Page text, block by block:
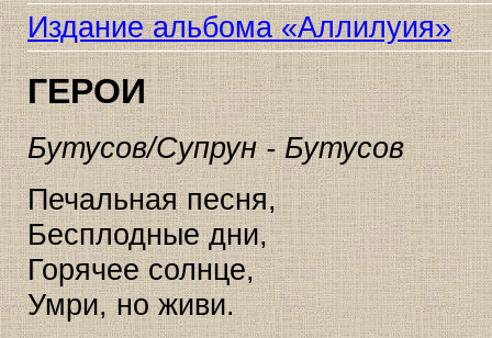
Издание альбома «Аллилуия»
ГЕРОИ
Бутусов/Супрун - Бутусов
Печальная песня,
Бесплодные дни,
Горячее солнце,
Умри, но живи.